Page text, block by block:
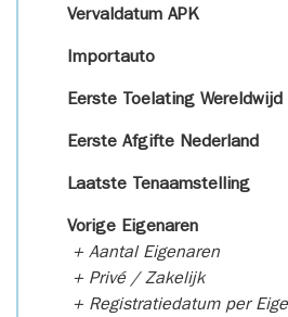
Vervaldatum APK
Importauto
Eerste Toelating Wereldwijd
Eerste Afgifte Nederland
Laatste Tenaamstelling
Vorige Eigenaren
+ Aantal Eigenaren
+ Privé / Zakelijk
+ Registratiedatum per